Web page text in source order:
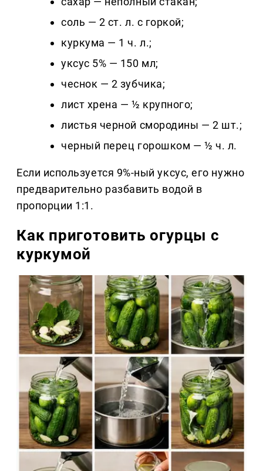
соль — 2 ст. л. с горкой;
куркума — 1 ч. л.;
уксус 5% — 150 мл;
чеснок — 2 зубчика;
лист хрена — ½ крупного;
листья черной смородины — 2 шт.;
черный перец горошком — ½ ч. л.
Если используется 9%-ный уксус, его нужно
предварительно разбавить водой в
пропорции 1:1.
Как приготовить огурцы с
куркумой